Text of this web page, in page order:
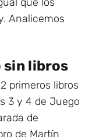
Analicemos
sin libros
primeros libros
3 y 4 de Juego
de
de Martín